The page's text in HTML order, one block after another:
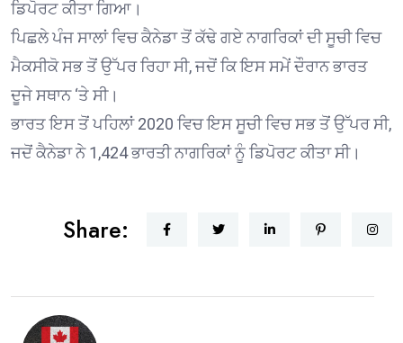
ਡਿਪੋਰਟ ਕੀਤਾ ਗਿਆ।
ਪਿਛਲੇ ਪੰਜ ਸਾਲਾਂ ਵਿਚ ਕੈਨੇਡਾ ਤੋਂ ਕੱਢੇ ਗਏ ਨਾਗਰਿਕਾਂ ਦੀ ਸੂਚੀ ਵਿਚ
ਮੈਕਸੀਕੋ ਸਭ ਤੋਂ ਉੱਪਰ ਰਿਹਾ ਸੀ, ਜਦੋਂ ਕਿ ਇਸ ਸਮੇਂ ਦੌਰਾਨ ਭਾਰਤ
ਦੂਜੇ ਸਥਾਨ ‘ਤੇ ਸੀ।
ਭਾਰਤ ਇਸ ਤੋਂ ਪਹਿਲਾਂ 2020 ਵਿਚ ਇਸ ਸੂਚੀ ਵਿਚ ਸਭ ਤੋਂ ਉੱਪਰ ਸੀ,
ਜਦੋਂ ਕੈਨੇਡਾ ਨੇ 1,424 ਭਾਰਤੀ ਨਾਗਰਿਕਾਂ ਨੂੰ ਡਿਪੋਰਟ ਕੀਤਾ ਸੀ।
Share: